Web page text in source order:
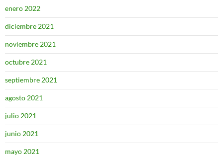
enero 2022
diciembre 2021
noviembre 2021
octubre 2021
septiembre 2021
agosto 2021
julio 2021
junio 2021
mayo 2021